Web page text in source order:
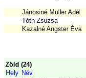
Jánosiné Müller Adél
Tóth Zsuzsa
Kazalné Angster Éva
Zöld (24)
Hely Név